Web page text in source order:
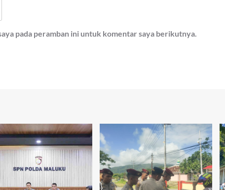
pada peramban ini untuk komentar saya berikutnya.